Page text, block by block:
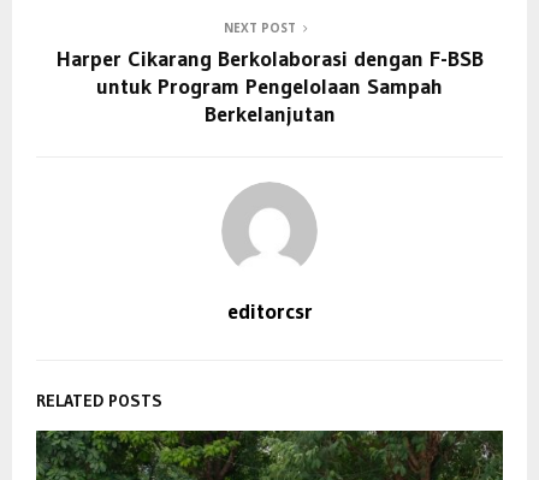
NEXT POST
Harper Cikarang Berkolaborasi dengan F-BSB
untuk Program Pengelolaan Sampah
Berkelanjutan
editorcsr
RELATED POSTS